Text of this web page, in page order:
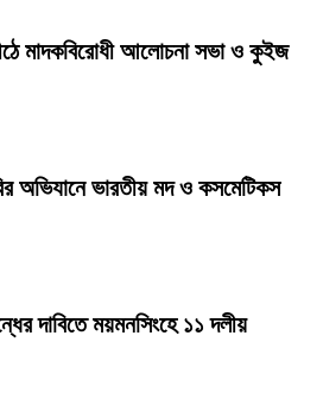
মাদকবিরোধী আলোচনা সভা ও কুইজ
অভিযানে ভারতীয় মদ ও কসমেটিকস
দাবিতে ময়মনসিংহে ১১ দলীয়